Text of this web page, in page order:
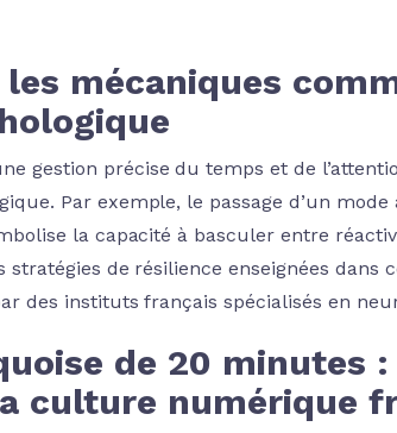
mécaniques
gestion précise du temps et de
Par exemple, le passage d’un
la capacité à basculer entre
de résilience enseignées dans
des instituts français spécialisés en
de 20 minutes
culture numérique